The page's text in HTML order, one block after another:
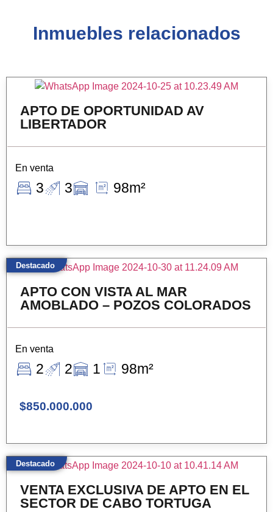
Inmuebles relacionados
APTO DE OPORTUNIDAD AV
LIBERTADOR
En venta
3 3 98m²
APTO CON VISTA AL MAR
AMOBLADO – POZOS COLORADOS
En venta
2 2 1 98m²
$850.000.000
Destacado
VENTA EXCLUSIVA DE APTO EN EL
SECTOR DE CABO TORTUGA
Destacado